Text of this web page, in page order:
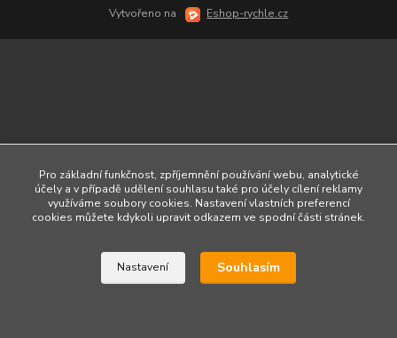
Vytvořeno na Eshop-rychle.cz
Pro základní funkčnost, zpříjemnění používání webu, analytické
účely a v případě udělení souhlasu také pro účely cílení reklamy
využíváme soubory cookies. Nastavení vlastních preferencí
cookies můžete kdykoli upravit odkazem ve spodní části stránek.
Nastavení Souhlasím